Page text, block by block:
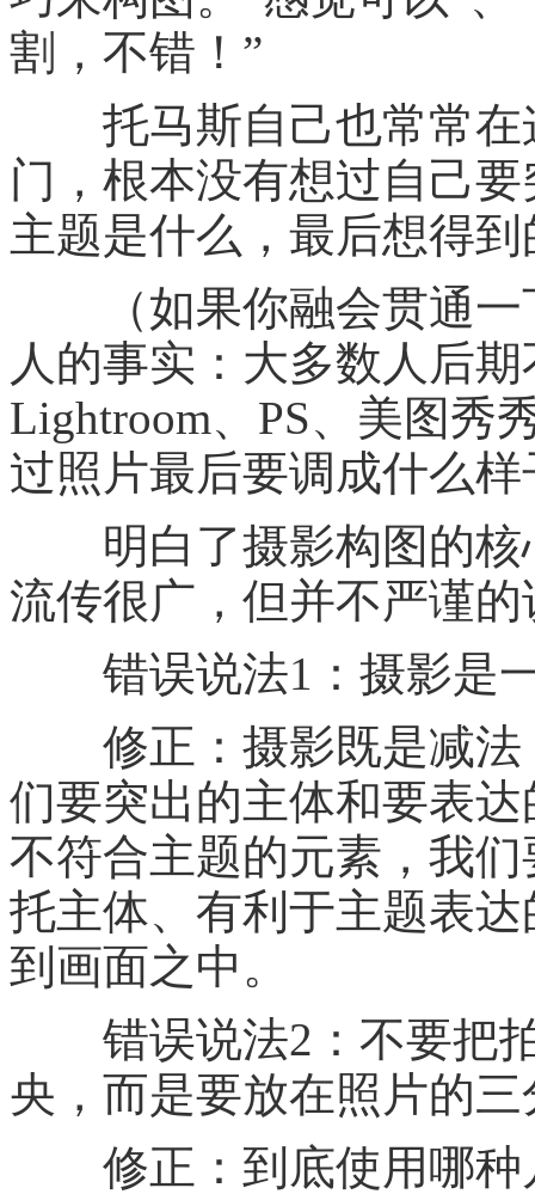
割，不错！”
托马斯自己也常常在
门，根本没有想过自己
主题是什么，最后想得
（如果你融会贯通一
人的事实：大多数人后
Lightroom、PS、美图秀
过照片最后要调成什么样
明白了摄影构图的核
流传很广，但并不严谨的
错误说法1：摄影是
修正：摄影既是减法
们要突出的主体和要表
不符合主题的元素，我
托主体、有利于主题表
到画面之中。
错误说法2：不要把拍
央，而是要放在照片的
修正：到底使用哪种